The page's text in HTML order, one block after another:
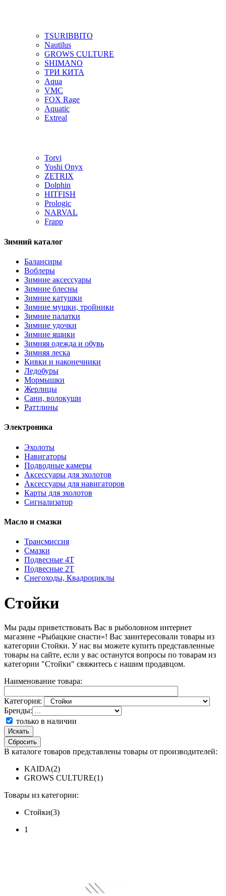
TSURIBBITO
Nautilus
GROWS CULTURE
SHIMANO
ТРИ КИТА
Aqua
VMC
FOX Rage
Aquatic
Extreal
Torvi
Yoshi Onyx
ZETRIX
Dolphin
HITFISH
Prologic
NARVAL
Frapp
Зимний каталог
Балансиры
Воблеры
Зимние аксессуары
Зимние блесны
Зимние катушки
Зимние мушки, тройники
Зимние палатки
Зимние удочки
Зимние ящики
Зимняя одежда и обувь
Зимняя леска
Кивки и наконечники
Ледобуры
Мормышки
Жерлицы
Сани, волокуши
Раттлины
Электроника
Эхолоты
Навигаторы
Подводные камеры
Аксессуары для эхолотов
Аксессуары для навигаторов
Карты для эхолотов
Сигнализатор
Масло и смазки
Трансмиссия
Смазки
Подвесные 4Т
Подвесные 2Т
Снегоходы, Квадроциклы
Стойки
Мы рады приветствовать Вас в рыболовном интернет
магазине «Рыбацкие снасти»! Вас заинтересовали товары из
категории Стойки. У нас вы можете купить представленные
товары на сайте, если у вас останутся вопросы по товарам из
категории "Стойки" свяжитесь с нашим продавцом.
Наименование товара:
Категория:
Бренды:
только в наличии
Искать
Сбросить
В каталоге товаров представлены товары от производителей:
KAIDA(2)
GROWS CULTURE(1)
Товары из категории:
Стойки(3)
1